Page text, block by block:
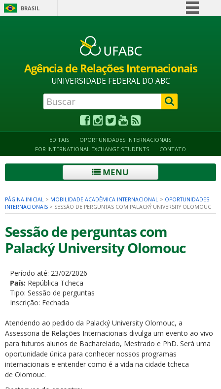
BRASIL
Acesso à informação
Canais
Agência de Relações Internacionais
UNIVERSIDADE FEDERAL DO ABC
EDITAIS
OPORTUNIDADES INTERNACIONAIS
FOR INTERNATIONAL EXCHANGE STUDENTS
CONTATO
MENU
PÁGINA INICIAL > MOBILIDADE ACADÊMICA INTERNACIONAL > OPORTUNIDADES
INTERNACIONAIS > SESSÃO DE PERGUNTAS COM PALACKÝ UNIVERSITY OLOMOUC
Sessão de perguntas com
Palacký University Olomouc
Período até: 23/02/2026
País: República Tcheca
Tipo: Sessão de perguntas
Inscrição: Fechada
Atendendo ao pedido da Palacký University Olomouc, a
Assessoria de Relações Internacionais divulga um evento ao vivo
para futuros alunos de Bacharelado, Mestrado e PhD. Será uma
oportunidade única para conhecer nossos programas
internacionais e entender como é a vida na cidade tcheca
de Olomouc.